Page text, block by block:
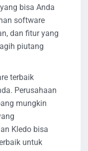
bisa Anda
software
dan fitur yang
piutang
terbaik
Perusahaan
mungkin
Kledo bisa
untuk